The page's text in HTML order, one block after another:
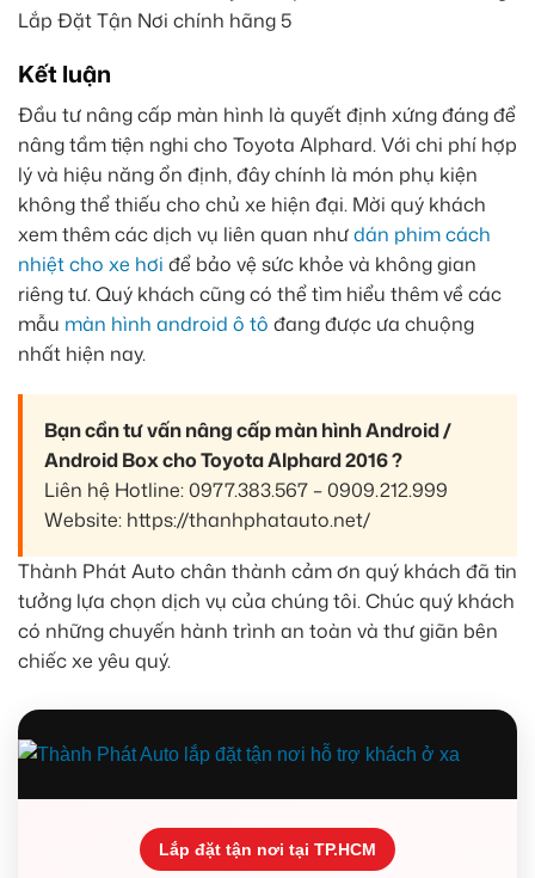
Kết luận
Đầu tư nâng cấp màn hình là quyết định xứng đáng để
nâng tầm tiện nghi cho Toyota Alphard. Với chi phí hợp
lý và hiệu năng ổn định, đây chính là món phụ kiện
không thể thiếu cho chủ xe hiện đại. Mời quý khách
xem thêm các dịch vụ liên quan nhưdán phim cách
nhiệt cho xe hơi để bảo vệ sức khỏe và không gian
riêng tư. Quý khách cũng có thể tìm hiểu thêm về các
mẫu màn hình android ô tô đang được ưa chuộng
nhất hiện nay.
Bạn cần tư vấn nâng cấp màn hình Android /
Android Box cho Toyota Alphard 2016 ?
Liên hệ Hotline: 0977.383.567 – 0909.212.999
Website: https://thanhphatauto.net/
Thành Phát Auto chân thành cảm ơn quý khách đã tin
tưởng lựa chọn dịch vụ của chúng tôi. Chúc quý khách
có những chuyến hành trình an toàn và thư giãn bên
chiếc xe yêu quý.
Lắp đặt tận nơi tại TP.HCM